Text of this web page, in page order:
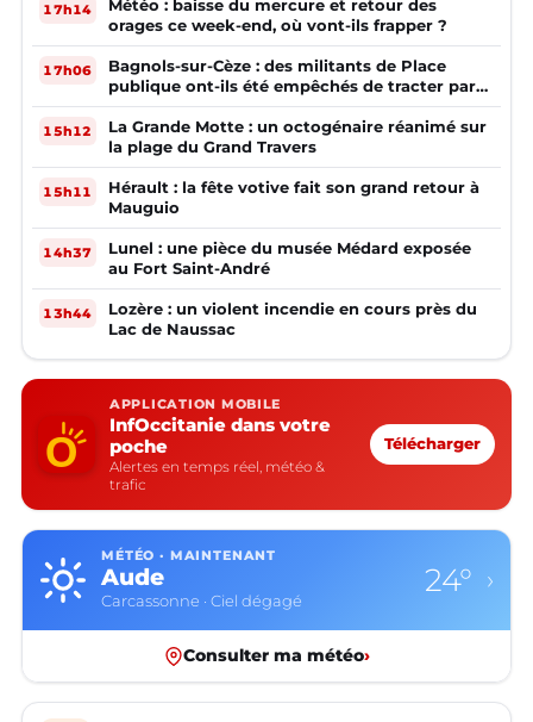
17h14
Météo : baisse du mercure et retour des
orages ce week-end, où vont-ils frapper ?
17h06
Bagnols-sur-Cèze : des militants de Place
publique ont-ils été empêchés de tracter par
la mairie ?
15h12
La Grande Motte : un octogénaire réanimé sur
la plage du Grand Travers
15h11
Hérault : la fête votive fait son grand retour à
Mauguio
14h37
Lunel : une pièce du musée Médard exposée
au Fort Saint-André
13h44
Lozère : un violent incendie en cours près du
Lac de Naussac
APPLICATION MOBILE
InfOccitanie dans votre
poche
Alertes en temps réel, météo &
trafic
Télécharger
MÉTÉO · MAINTENANT
Aude
Carcassonne · Ciel dégagé
24° ›
Consulter ma météo›